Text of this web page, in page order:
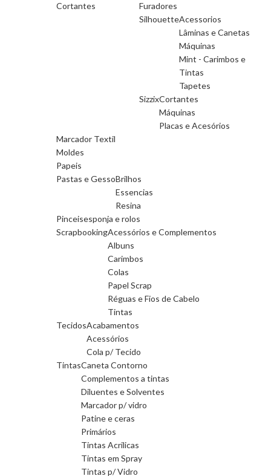
Cortantes
Furadores
SilhouetteAcessorios
Lâminas e Canetas
Máquinas
Mint - Carimbos e
Tintas
Tapetes
SizzixCortantes
Máquinas
Placas e Acesórios
Marcador Textil
Moldes
Papeis
Pastas e GessoBrilhos
Essencias
Resina
Pinceisesponja e rolos
ScrapbookingAcessórios e Complementos
Albuns
Carimbos
Colas
Papel Scrap
Réguas e Fios de Cabelo
Tintas
TecidosAcabamentos
Acessórios
Cola p/ Tecido
TintasCaneta Contorno
Complementos a tintas
Diluentes e Solventes
Marcador p/ vidro
Patine e ceras
Primários
Tintas Acrilicas
Tintas em Spray
Tintas p/ Vidro